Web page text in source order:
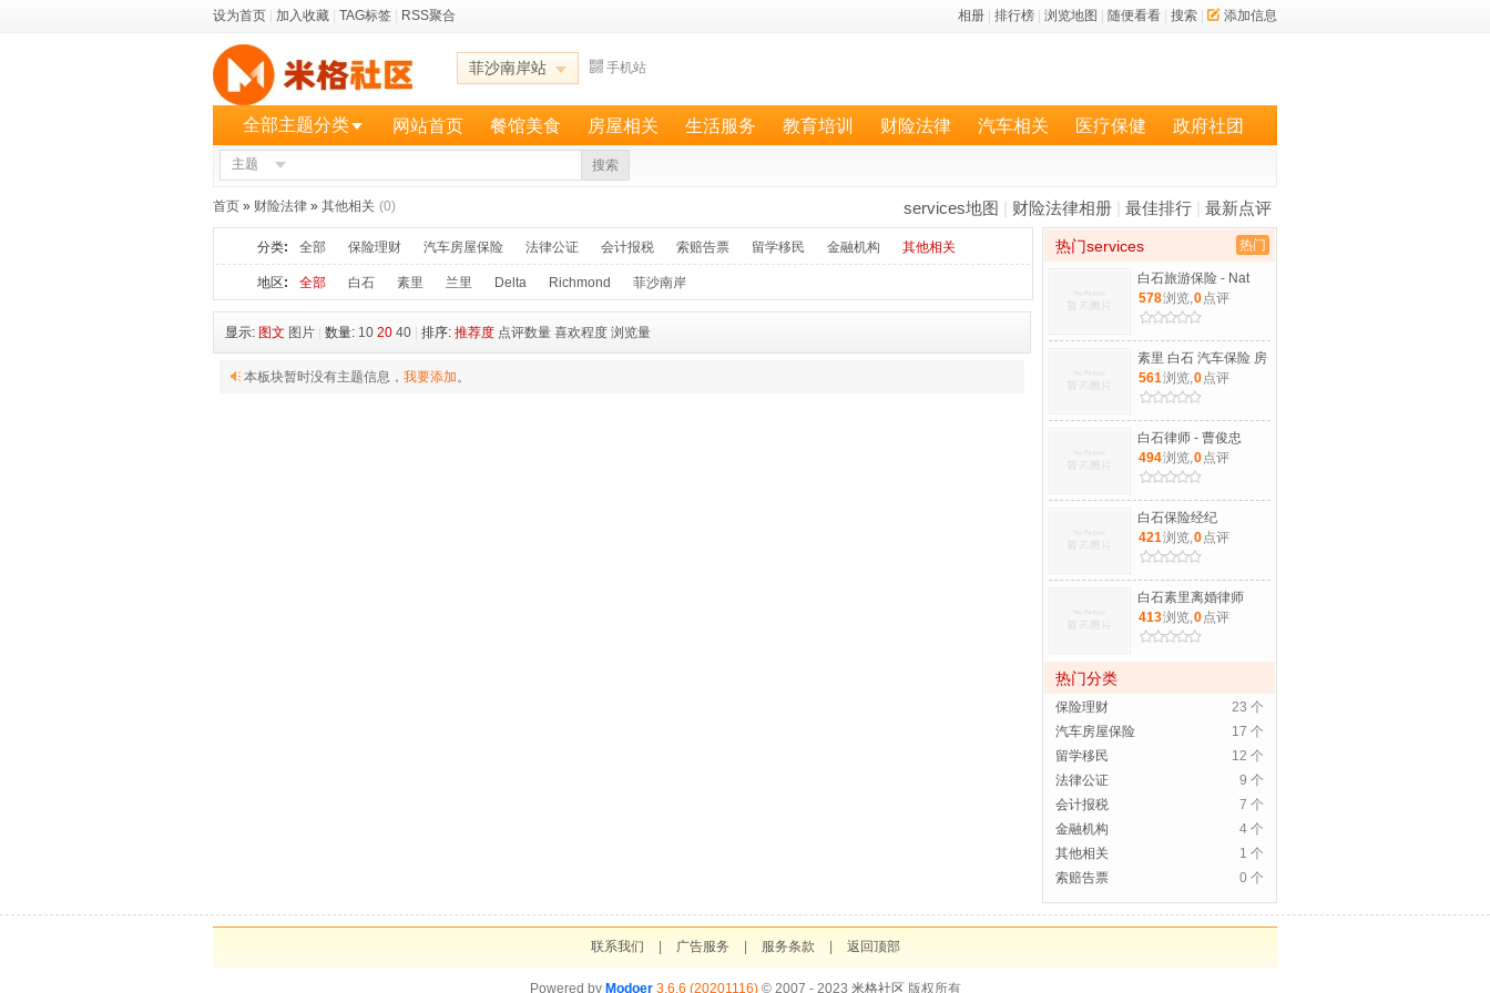
设为首页 加入收藏 TAG标签 RSS聚合 相册 排行榜 浏览地图 随便看看 搜索 添加信息
菲沙南岸站 手机站
全部主题分类 网站首页 餐馆美食 房屋相关 生活服务 教育培训 财险法律 汽车相关 医疗保健 政府社团
主题 搜索
services地图 财险法律相册 最佳排行 最新点评
首页 » 财险法律 » 其他相关 (0)
分类: 全部 保险理财 汽车房屋保险 法律公证 会计报税 索赔告票 留学移民 金融机构 其他相关
地区: 全部 白石 素里 兰里 Delta Richmond 菲沙南岸
显示: 图文 图片 数量: 10 20 40 排序: 推荐度 点评数量 喜欢程度 浏览量
本板块暂时没有主题信息， 我要添加。
热门
热门services
白石旅游保险 - Nat
578浏览,0点评
素里 白石 汽车保险 房
561浏览,0点评
白石律师 - 曹俊忠
494浏览,0点评
白石保险经纪
421浏览,0点评
白石素里离婚律师
413浏览,0点评
热门分类
23 个
保险理财
17 个
汽车房屋保险
12 个
留学移民
9 个
法律公证
7 个
会计报税
4 个
金融机构
1 个
其他相关
0 个
索赔告票
联系我们 广告服务 服务条款 返回顶部
Powered by Modoer 3.6.6 (20201116)© 2007 - 2023 米格社区 版权所有